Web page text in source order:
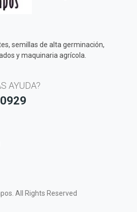
semillas de alta germinación,
y maquinaria agrícola.
AYUDA?
All Rights Reserved